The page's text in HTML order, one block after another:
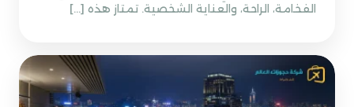
الفخامة، الراحة، والعناية الشخصية. تمتاز هذه […]